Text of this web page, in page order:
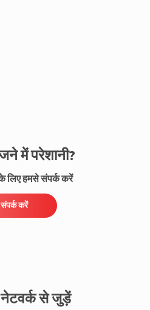
में परेशानी?
लिए हमसे संपर्क करें
संपर्क करें
नेटवर्क से जुड़ें